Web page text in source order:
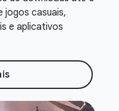
jogos casuais,
e aplicativos